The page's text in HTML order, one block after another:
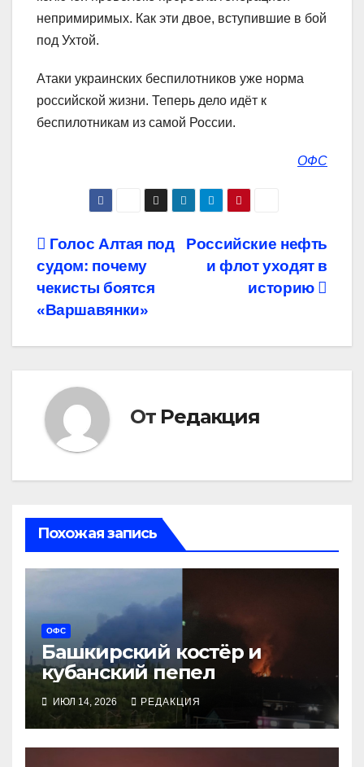
непримиримых. Как эти двое, вступившие в бой
под Ухтой.
Атаки украинских беспилотников уже норма
российской жизни. Теперь дело идёт к
беспилотникам из самой России.
ОФС
Навигация
по
записям
Российские нефть
и флот уходят в
историю
Голос Алтая под
судом: почему
чекисты боятся
«Варшавянки»
От Редакция
Похожая запись
ОФС
Башкирский костёр и
кубанский пепел
ИЮЛ 14, 2026 РЕДАКЦИЯ